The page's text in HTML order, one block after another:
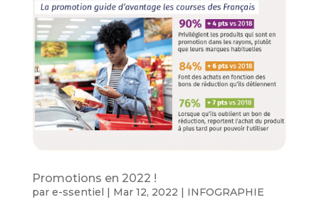
Promotions en 2022 !
par e-ssentiel | Mar 12, 2022 | INFOGRAPHIE